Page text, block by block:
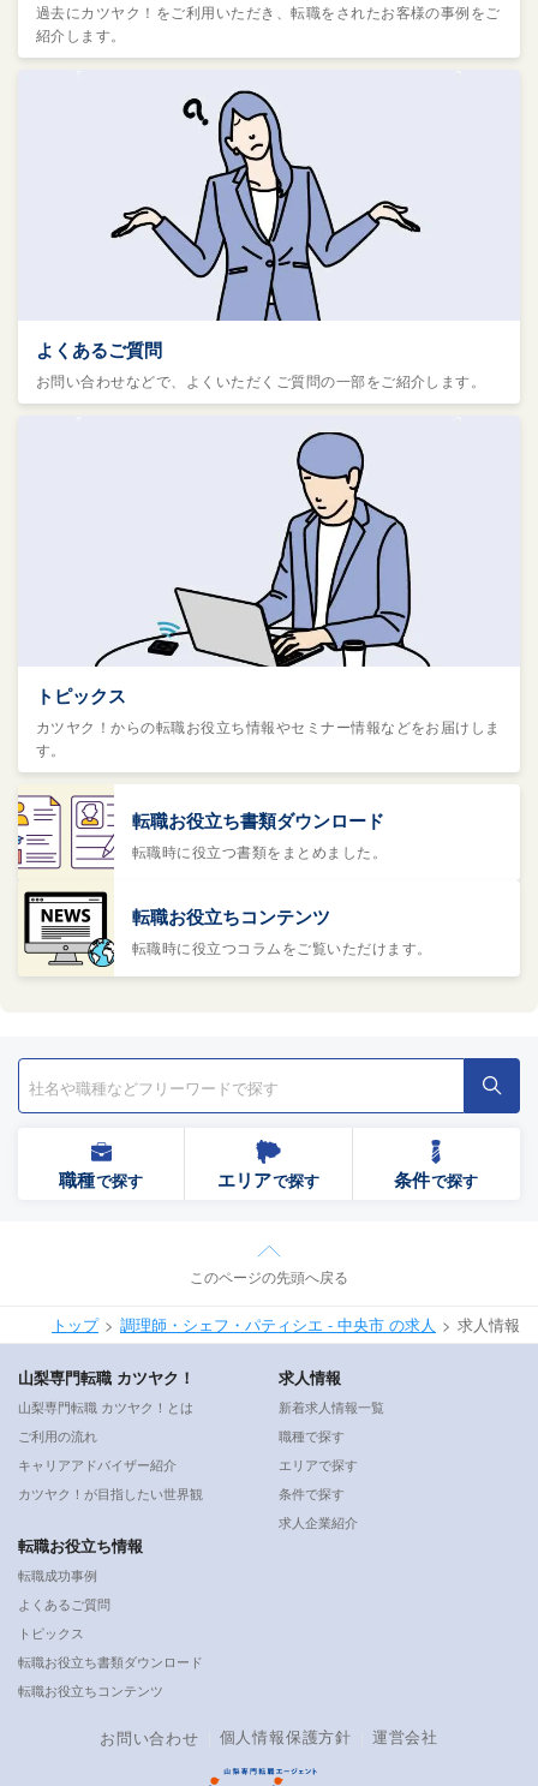
過去にカツヤク！をご利用いただき、転職をされたお客様の事例をご
紹介します。
よくあるご質問
お問い合わせなどで、よくいただくご質問の一部をご紹介します。
トピックス
カツヤク！からの転職お役立ち情報やセミナー情報などをお届けしま
す。
転職お役立ち書類ダウンロード
転職時に役立つ書類をまとめました。
転職お役立ちコンテンツ
転職時に役立つコラムをご覧いただけます。
職種で探す エリアで探す 条件で探す
このページの先頭へ戻る
トップ 調理師・シェフ・パティシエ - 中央市 の求人 求人情報
山梨専門転職 カツヤク！
山梨専門転職 カツヤク！とは
ご利用の流れ
キャリアアドバイザー紹介
カツヤク！が目指したい世界観
求人情報
新着求人情報一覧
職種で探す
エリアで探す
条件で探す
求人企業紹介
転職お役立ち情報
転職成功事例
よくあるご質問
トピックス
転職お役立ち書類ダウンロード
転職お役立ちコンテンツ
お問い合わせ 個人情報保護方針 運営会社